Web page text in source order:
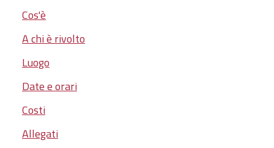
Cos'è
A chi è rivolto
Luogo
Date e orari
Costi
Allegati